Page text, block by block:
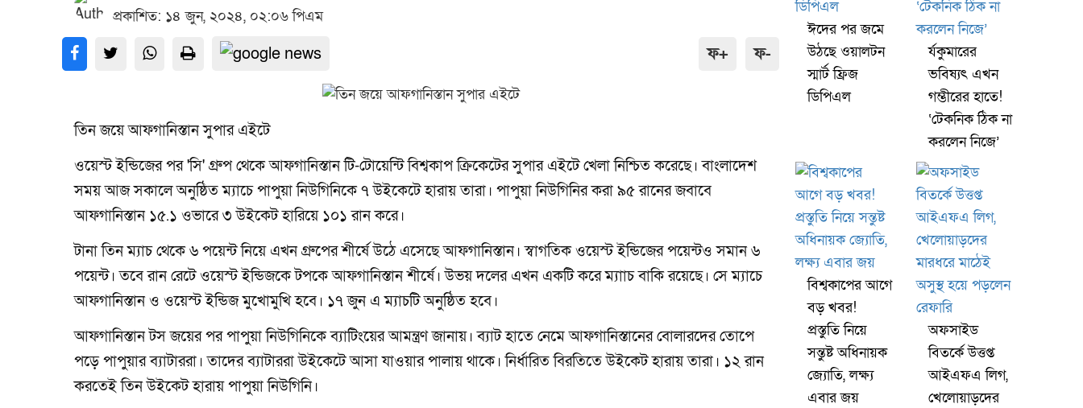
প্রকাশিত: ১৪ জুন, ২০২৪, ০২:০৬ পিএম
ফ+ ফ-
তিন জয়ে আফগানিস্তান সুপার এইটে
ওয়েস্ট ইন্ডিজের পর 'সি' গ্রুপ থেকে আফগানিস্তান টি-টোয়েন্টি বিশ্বকাপ ক্রিকেটের সুপার এইটে খেলা নিশ্চিত করেছে। বাংলাদেশ
সময় আজ সকালে অনুষ্ঠিত ম্যাচে পাপুয়া নিউগিনিকে ৭ উইকেটে হারায় তারা। পাপুয়া নিউগিনির করা ৯৫ রানের জবাবে
আফগানিস্তান ১৫.১ ওভারে ৩ উইকেট হারিয়ে ১০১ রান করে।
টানা তিন ম্যাচ থেকে ৬ পয়েন্ট নিয়ে এখন গ্রুপের শীর্ষে উঠে এসেছে আফগানিস্তান। স্বাগতিক ওয়েস্ট ইন্ডিজের পয়েন্টও সমান ৬
পয়েন্ট। তবে রান রেটে ওয়েস্ট ইন্ডিজকে টপকে আফগানিস্তান শীর্ষে। উভয় দলের এখন একটি করে ম্যাাচ বাকি রয়েছে। সে ম্যাচে
আফগানিস্তান ও ওয়েস্ট ইন্ডিজ মুখোমুখি হবে। ১৭ জুন এ ম্যাচটি অনুষ্ঠিত হবে।
আফগানিস্তান টস জয়ের পর পাপুয়া নিউগিনিকে ব্যাটিংয়ের আমন্ত্রণ জানায়। ব্যাট হাতে নেমে আফগানিস্তানের বোলারদের তোপে
পড়ে পাপুয়ার ব্যাটাররা। তাদের ব্যাটাররা উইকেটে আসা যাওয়ার পালায় থাকে। নির্ধারিত বিরতিতে উইকেট হারায় তারা। ১২ রান
করতেই তিন উইকেট হারায় পাপুয়া নিউগিনি।
ঈদের পর জমে
উঠছে ওয়ালটন
স্মার্ট ফ্রিজ
ডিপিএল
র্যকুমারের
ভবিষ্যৎ এখন
গম্ভীরের হাতে!
‘টেকনিক ঠিক না
করলেন নিজে’
বিশ্বকাপের আগে
বড় খবর!
প্রস্তুতি নিয়ে
সন্তুষ্ট অধিনায়ক
জ্যোতি, লক্ষ্য
এবার জয়
অফসাইড
বিতর্কে উত্তপ্ত
আইএফএ লিগ,
খেলোয়াড়দের